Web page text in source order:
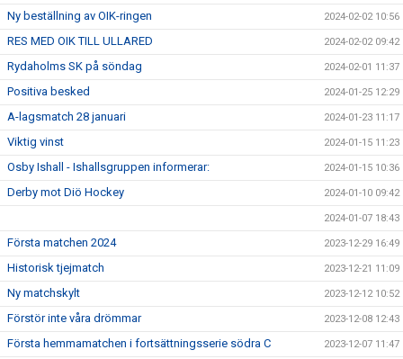
Ny beställning av OIK-ringen 2024-02-02 10:56
RES MED OIK TILL ULLARED 2024-02-02 09:42
Rydaholms SK på söndag 2024-02-01 11:37
Positiva besked 2024-01-25 12:29
A-lagsmatch 28 januari 2024-01-23 11:17
Viktig vinst 2024-01-15 11:23
Osby Ishall - Ishallsgruppen informerar: 2024-01-15 10:36
Derby mot Diö Hockey 2024-01-10 09:42
2024-01-07 18:43
Första matchen 2024 2023-12-29 16:49
Historisk tjejmatch 2023-12-21 11:09
Ny matchskylt 2023-12-12 10:52
Förstör inte våra drömmar 2023-12-08 12:43
Första hemmamatchen i fortsättningsserie södra C 2023-12-07 11:47